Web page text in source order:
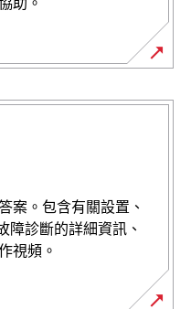
案。包含有關設置、
診斷的詳細資訊、
視頻。